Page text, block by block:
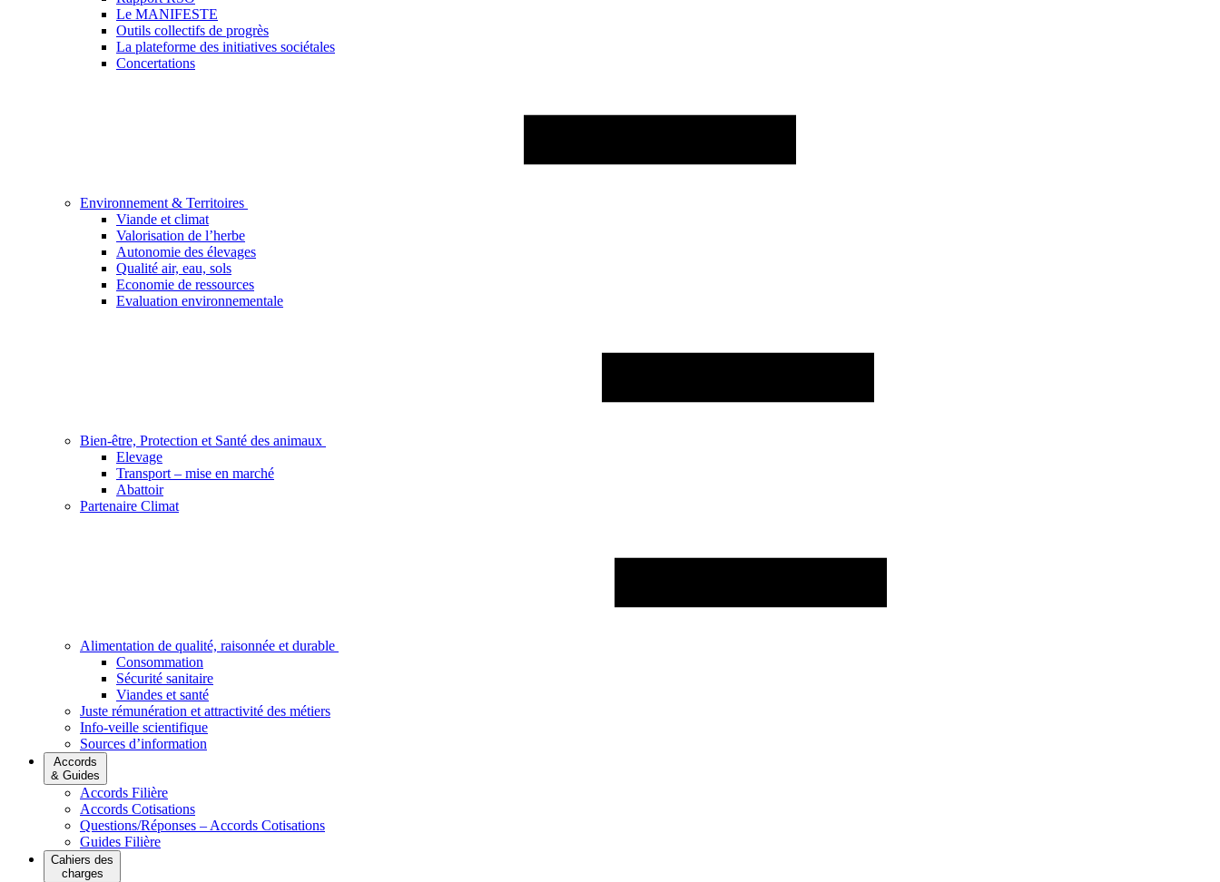
Le MANIFESTE
Outils collectifs de progrès
La plateforme des initiatives sociétales
Concertations
Environnement & Territoires
Viande et climat
Valorisation de l’herbe
Autonomie des élevages
Qualité air, eau, sols
Economie de ressources
Evaluation environnementale
Bien-être, Protection et Santé des animaux
Elevage
Transport – mise en marché
Abattoir
Partenaire Climat
Alimentation de qualité, raisonnée et durable
Consommation
Sécurité sanitaire
Viandes et santé
Juste rémunération et attractivité des métiers
Info-veille scientifique
Sources d’information
Accords
& Guides
Accords Filière
Accords Cotisations
Questions/Réponses – Accords Cotisations
Guides Filière
Cahiers des
charges